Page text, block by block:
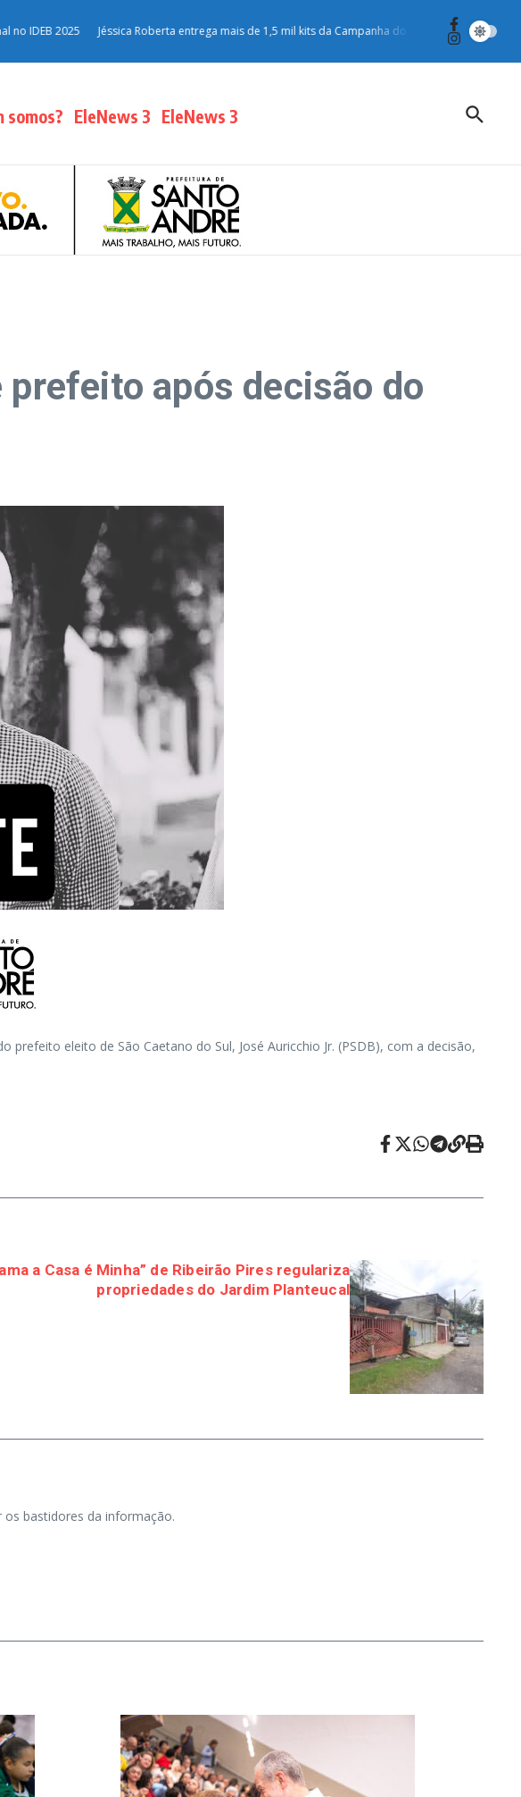
2025 Jéssica Roberta entrega mais de 1,5 mil kits da Campanha do Agasalho para
somos? EleNews 3 EleNews 3
prefeito após decisão do
eleito de São Caetano do Sul, José Auricchio Jr. (PSDB), com a decisão,
a Casa é Minha” de Ribeirão Pires regulariza
propriedades do Jardim Planteucal
bastidores da informação.